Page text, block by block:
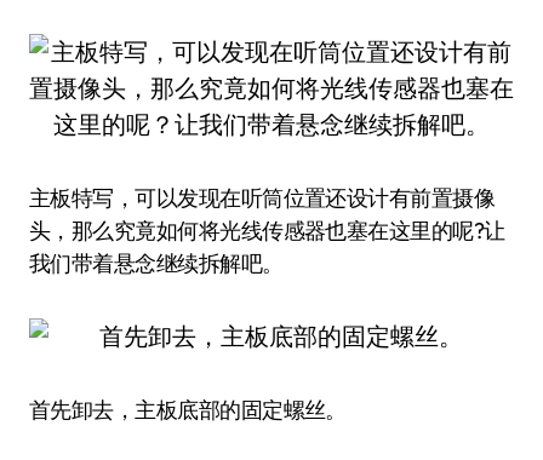
主板特写，可以发现在听筒位置还设计有前置摄像
头，那么究竟如何将光线传感器也塞在这里的呢?让
我们带着悬念继续拆解吧。
首先卸去，主板底部的固定螺丝。